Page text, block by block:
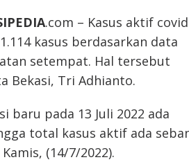
.com – Kasus aktif
kasus berdasarkan data
setempat. Hal tersebut
Bekasi, Tri Adhianto.
baru pada 13 Juli 2022 ada
total kasus aktif ada
(14/7/2022).